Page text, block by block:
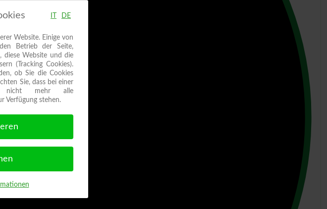
DE
Website. Einige von
Betrieb der Seite,
diese Website und die
(Tracking Cookies).
ob Sie die Cookies
Sie, dass bei einer
nicht mehr alle
Verfügung stehen.